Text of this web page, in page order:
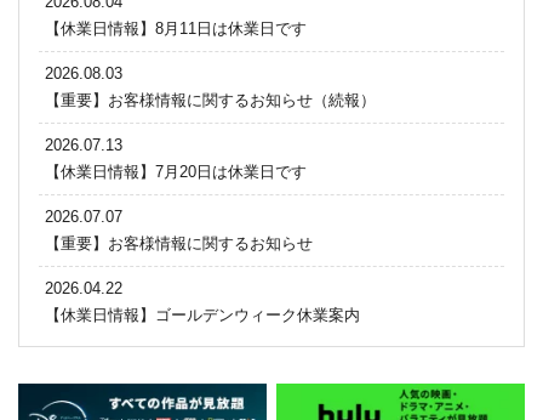
【休業日情報】8月11日は休業日です
2026.08.03
【重要】お客様情報に関するお知らせ（続報）
2026.07.13
【休業日情報】7月20日は休業日です
2026.07.07
【重要】お客様情報に関するお知らせ
2026.04.22
【休業日情報】ゴールデンウィーク休業案内